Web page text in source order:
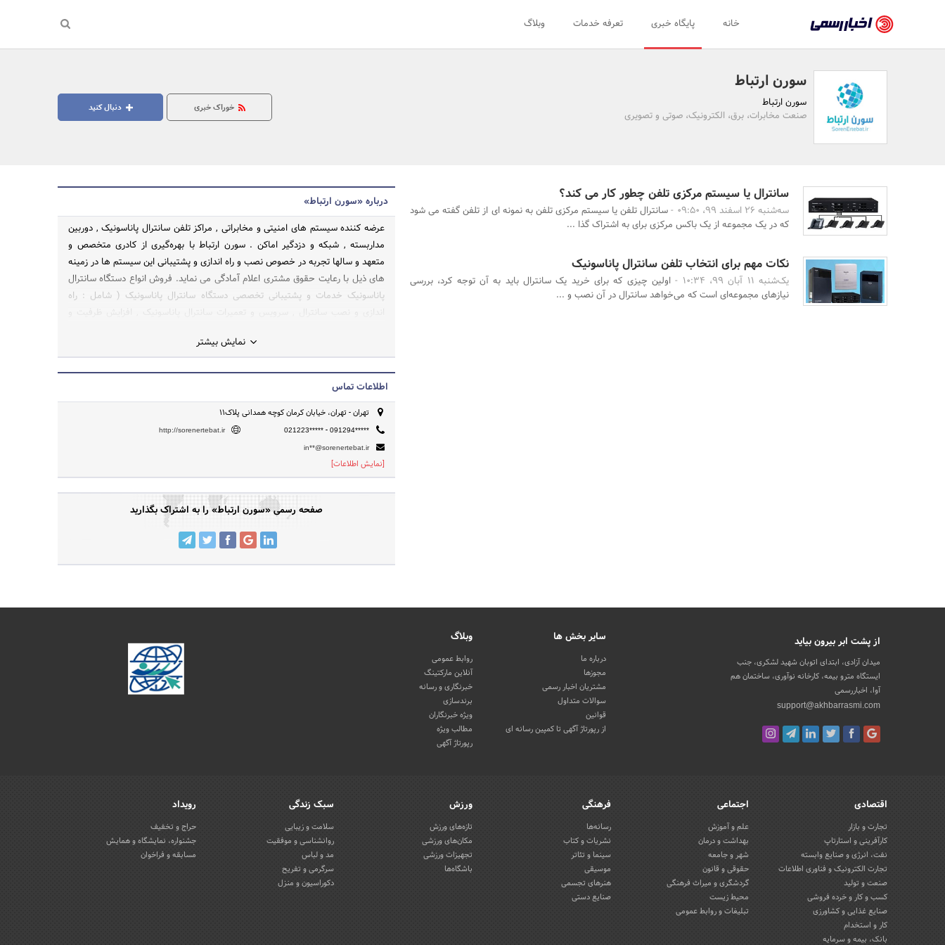
رسمی
اخبار
تایید
سازمان‌ها
و
روابط
عمومی‌ها
خانه پایگاه خبری تعرفه خدمات وبلاگ
جستجو
سورن ارتباط
سورن ارتباط
صنعت مخابرات، برق، الکترونیک، صوتی و تصویری
دنبال کنید خوراک خبری
سانترال یا سیستم مرکزی تلفن چطور کار می کند؟
سه‌شنبه 26 اسفند 99، 09:50 -
سانترال تلفن یا سیستم مرکزی تلفن به نمونه ای از تلفن گفته می شود
که در یک مجموعه از یک باکس مرکزی برای به اشتراک گذا ...
نکات مهم برای انتخاب تلفن سانترال پاناسونیک
یک‌شنبه 11 آبان 99، 10:34 -
اولین چیزی که برای خرید یک سانترال باید به آن توجه کرد، بررسی
نیازهای مجموعه‌ای است که می‌خواهد سانترال در آن نصب و ...
درباره «سورن ارتباط»
عرضه کننده سیستم های امنیتی و مخابراتی , مراکز تلفن سانترال پاناسونیک , دوربین
مداربسته , شبکه و دزدگیر اماکن . سورن ارتباط با بهره‌گیری از کادری متخصص و
متعهد و سالها تجربه در خصوص نصب و راه اندازی و پشتیبانی این سیستم ها در زمینه
های ذیل با رعایت حقوق مشتری اعلام آمادگی می نماید. فروش انواع دستگاه سانترال
پاناسونیک خدمات و پشتیبانی تخصصی دستگاه سانترال پاناسونیک ( شامل : راه
دزدگیر اماکن اجرای کابل کشی و تراکینگ و شبکه در موارد مختلف فروش ,
کابلی و مرتب سازی ترمینالهای mdf ساختمان
نمایش بیشتر
اطلاعات تماس
تهران - تهران، خیابان کرمان کوچه همدانی پلاک۱۱
021223***** - 091294*****
http://sorenertebat.ir
in**@sorenertebat.ir
[نمایش اطلاعات]
صفحه رسمی «سورن ارتباط» را به اشتراک بگذارید
از پشت ابر بیرون بیاید
میدان آزادی، ابتدای اتوبان شهید لشکری، جنب
ایستگاه مترو بیمه، کارخانه نوآوری، ساختمان هم
آوا، اخباررسمی
support@akhbarrasmi.com
سایر بخش ها
درباره ما
مجوزها
مشتریان اخبار رسمی
سوالات متداول
قوانین
از رپورتاژ آگهی تا کمپین رسانه ای
وبلاگ
روابط عمومی
آنلاین مارکتینگ
خبرنگاری و رسانه
برندسازی
ویژه خبرنگاران
مطالب ویژه
رپورتاژ آگهی
اقتصادی
تجارت و بازار
کارآفرینی و استارتاپ
نفت، انرژی و صنایع وابسته
تجارت الکترونیک و فناوری اطلاعات
صنعت و تولید
کسب و کار و خرده فروشی
صنایع غذایی و کشاورزی
کار و استخدام
بانک، بیمه و سرمایه
اجتماعی
علم و آموزش
بهداشت و درمان
شهر و جامعه
حقوقی و قانون
گردشگری و میراث فرهنگی
محیط زیست
تبلیغات و روابط عمومی
فرهنگی
رسانه‌ها
نشریات و کتاب
سینما و تئاتر
موسیقی
هنرهای تجسمی
صنایع دستی
ورزش
تازه‌های ورزش
مکان‌های ورزشی
تجهیزات ورزشی
باشگاه‌ها
سبک زندگی
سلامت و زیبایی
روانشناسی و موفقیت
مد و لباس
سرگرمی و تفریح
دکوراسیون و منزل
رویداد
حراج و تخفیف
جشنواره، نمایشگاه و همایش
مسابقه و فراخوان